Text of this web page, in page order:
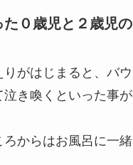
た０歳児と２歳児
りがはじまると、バ
き喚くといった事
ろからはお風呂に一